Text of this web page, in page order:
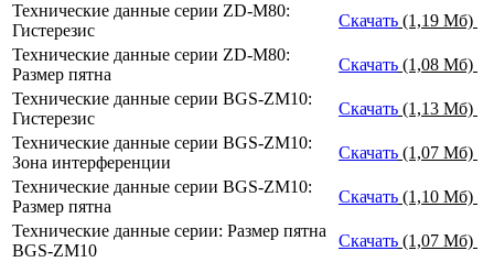
Технические данные серии ZD-M80:
Гистерезис
Скачать (1,19 Мб)
Технические данные серии ZD-M80:
Размер пятна
Скачать (1,08 Мб)
Технические данные серии BGS-ZM10:
Гистерезис
Скачать (1,13 Мб)
Технические данные серии BGS-ZM10:
Зона интерференции
Скачать (1,07 Мб)
Технические данные серии BGS-ZM10:
Размер пятна
Скачать (1,10 Мб)
Технические данные серии: Размер пятна
BGS-ZM10
Скачать (1,07 Мб)